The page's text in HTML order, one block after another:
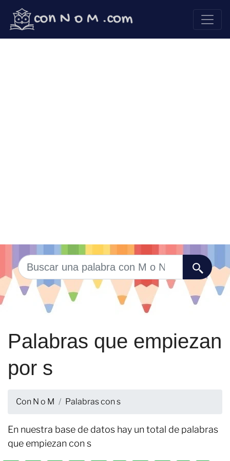
Palabras que empiezan
por s
Con N o M Palabras con s
En nuestra base de datos hay un total de palabras
que empiezan con s